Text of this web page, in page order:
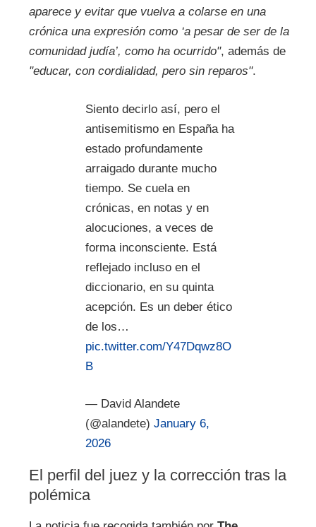
aparece y evitar que vuelva a colarse en una
crónica una expresión como ‘a pesar de ser de la
comunidad judía’, como ha ocurrido", además de
"educar, con cordialidad, pero sin reparos".
Siento decirlo así, pero el
antisemitismo en España ha
estado profundamente
arraigado durante mucho
tiempo. Se cuela en
crónicas, en notas y en
alocuciones, a veces de
forma inconsciente. Está
reflejado incluso en el
diccionario, en su quinta
acepción. Es un deber ético
de los…
pic.twitter.com/Y47Dqwz8O
B
— David Alandete
(@alandete) January 6,
2026
El perfil del juez y la corrección tras la
polémica